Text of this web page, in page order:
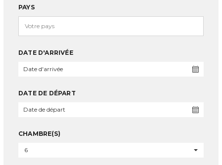
PAYS
DATE D'ARRIVÉE
DATE DE DÉPART
CHAMBRE(S)
6